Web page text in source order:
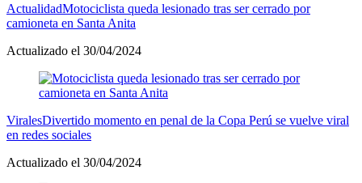
ActualidadMotociclista queda lesionado tras ser cerrado por
camioneta en Santa Anita
Actualizado el 30/04/2024
ViralesDivertido momento en penal de la Copa Perú se vuelve viral
en redes sociales
Actualizado el 30/04/2024